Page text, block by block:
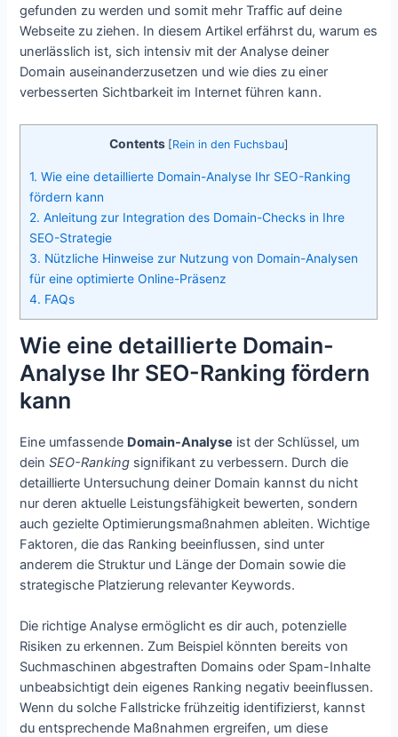
gefunden zu werden und somit mehr Traffic auf deine
Webseite zu ziehen. In diesem Artikel erfährst du, warum es
unerlässlich ist, sich intensiv mit der Analyse deiner
Domain auseinanderzusetzen und wie dies zu einer
verbesserten Sichtbarkeit im Internet führen kann.
Contents [Rein in den Fuchsbau]
1. Wie eine detaillierte Domain-Analyse Ihr SEO-Ranking
fördern kann
2. Anleitung zur Integration des Domain-Checks in Ihre
SEO-Strategie
3. Nützliche Hinweise zur Nutzung von Domain-Analysen
für eine optimierte Online-Präsenz
4. FAQs
Wie eine detaillierte Domain-
Analyse Ihr SEO-Ranking fördern
kann
Eine umfassende Domain-Analyse ist der Schlüssel, um
deinSEO-Ranking signifikant zu verbessern. Durch die
detaillierte Untersuchung deiner Domain kannst du nicht
nur deren aktuelle Leistungsfähigkeit bewerten, sondern
auch gezielte Optimierungsmaßnahmen ableiten. Wichtige
Faktoren, die das Ranking beeinflussen, sind unter
anderem die Struktur und Länge der Domain sowie die
strategische Platzierung relevanter Keywords.
Die richtige Analyse ermöglicht es dir auch, potenzielle
Risiken zu erkennen. Zum Beispiel könnten bereits von
Suchmaschinen abgestraften Domains oder Spam-Inhalte
unbeabsichtigt dein eigenes Ranking negativ beeinflussen.
Wenn du solche Fallstricke frühzeitig identifizierst, kannst
du entsprechende Maßnahmen ergreifen, um diese